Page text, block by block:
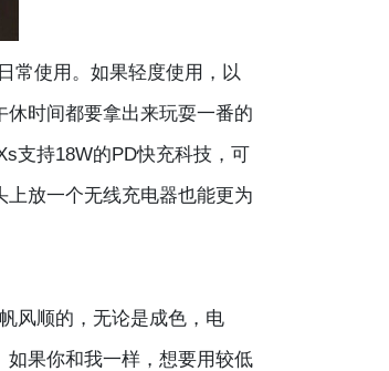
常使用。如果轻度使用，以
时间都要拿出来玩耍一番的
支持18W的PD快充科技，可
放一个无线充电器也能更为
风顺的，无论是成色，电
果你和我一样，想要用较低